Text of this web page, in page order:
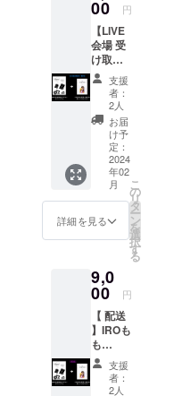
選択く
ませ。
※こちら
をご購
入され
た方は
配送へ
の切り
替えは
出来か
ねます
のでご
注意下
さいま
せ。 ※
したら
いつで
もお受
け取り
頂けま
す。
合わせ
た一言
を綴っ
た〈4月
スター
ト6人×
各2ペー
ジ、1年
構成〉
となっ
ており
ます。
遠方の
方でも
お手に
取って
送ver.も
ご用意
した。※
送料込
み 生誕
祭以降
の発送
となり
00 円
【LIVE
会場 受
け取
り】IRO
もも
Birthda
yデザイ
ンタ
トゥー
シール&
キミに
向けた
世界で1
枚だけ
の推し
クラ
セッ
ト！ 支
援者様
お一人
お一人
に向け
撮影し
た「お
支援
者：
2人
お届
け予
定：
2024
年02
月
詳細を見る
こ
の
リ
タ
ー
ン
を
選
択
す
る
9,0
00 円
【 配送
】IROも
も
Birthda
yデザイ
ンタ
支援
者：
2人